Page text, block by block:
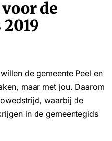
de
de gemeente Peel en
maar met jou. Daarom
waarbij de
in de gemeentegids